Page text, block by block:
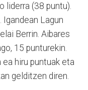
liderra (38 puntu).
Igandean Lagun
Berrin. Aibares
15 punturekin.
ea hiru puntuak eta
gelditzen diren.